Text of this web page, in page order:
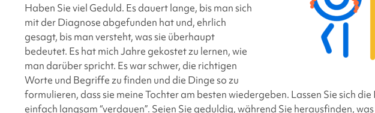
Haben Sie viel Geduld. Es dauert lange, bis man sich
mit der Diagnose abgefunden hat und, ehrlich
gesagt, bis man versteht, was sie überhaupt
bedeutet. Es hat mich Jahre gekostet zu lernen, wie
man darüber spricht. Es war schwer, die richtigen
Worte und Begriffe zu finden und die Dinge so zu
formulieren, dass sie meine Tochter am besten wiedergeben. Lassen Sie sich
einfach langsam “verdauen”. Seien Sie geduldig, während Sie herausfinden,